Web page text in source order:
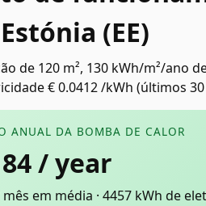
(EE)
de 120 m², 130 kWh/m²/ano
€ 0.0412 /kWh (últimos 30
ANUAL DA BOMBA DE CALOR
/ year
mês em média · 4457 kWh de